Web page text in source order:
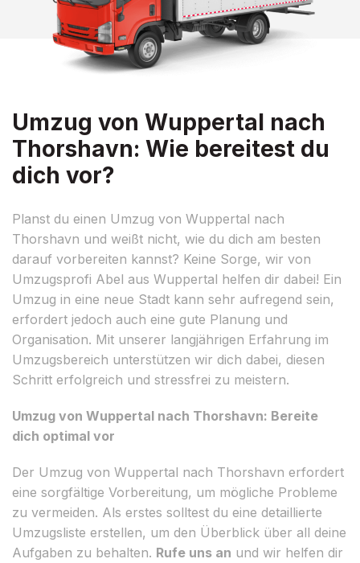
Umzug von Wuppertal nach
Thorshavn: Wie bereitest du
dich vor?
Planst du einen Umzug von Wuppertal nach
Thorshavn und weißt nicht, wie du dich am besten
darauf vorbereiten kannst? Keine Sorge, wir von
Umzugsprofi Abel aus Wuppertal helfen dir dabei! Ein
Umzug in eine neue Stadt kann sehr aufregend sein,
erfordert jedoch auch eine gute Planung und
Organisation. Mit unserer langjährigen Erfahrung im
Umzugsbereich unterstützen wir dich dabei, diesen
Schritt erfolgreich und stressfrei zu meistern.
Umzug von Wuppertal nach Thorshavn: Bereite
dich optimal vor
Der Umzug von Wuppertal nach Thorshavn erfordert
eine sorgfältige Vorbereitung, um mögliche Probleme
zu vermeiden. Als erstes solltest du eine detaillierte
Umzugsliste erstellen, um den Überblick über all deine
Aufgaben zu behalten. Rufe uns an und wir helfen dir